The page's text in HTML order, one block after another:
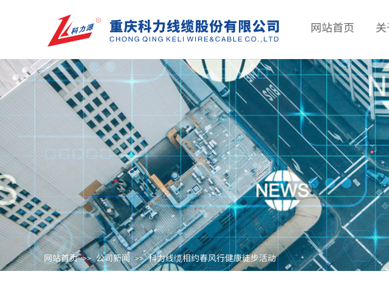
网站首页
网站首页 >> 公司新闻 >> 科力线缆相约春风行健康徒步活动